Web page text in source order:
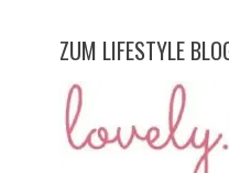
ZUM LIFESTYLE